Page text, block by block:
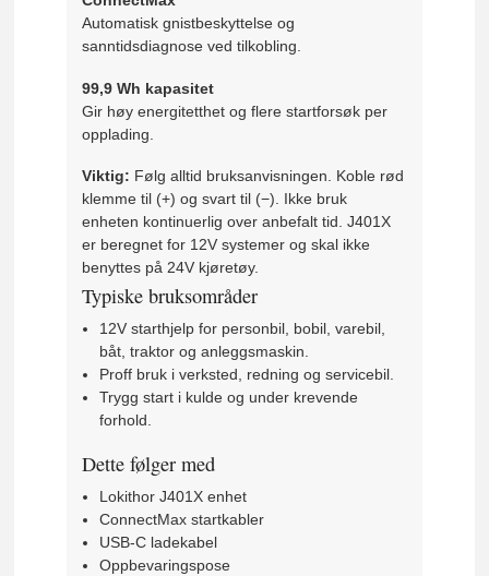
Automatisk gnistbeskyttelse og
sanntidsdiagnose ved tilkobling.
99,9 Wh kapasitet
Gir høy energitetthet og flere startforsøk per
opplading.
Viktig: Følg alltid bruksanvisningen. Koble rød
klemme til (+) og svart til (−). Ikke bruk
enheten kontinuerlig over anbefalt tid. J401X
er beregnet for 12V systemer og skal ikke
benyttes på 24V kjøretøy.
Typiske bruksområder
12V starthjelp for personbil, bobil, varebil,
båt, traktor og anleggsmaskin.
Proff bruk i verksted, redning og servicebil.
Trygg start i kulde og under krevende
forhold.
Dette følger med
Lokithor J401X enhet
ConnectMax startkabler
USB-C ladekabel
Oppbevaringspose